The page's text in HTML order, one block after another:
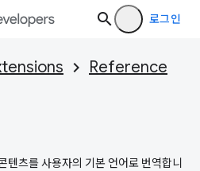
로그인
Reference
츠를 사용자의 기본 언어로 번역합니